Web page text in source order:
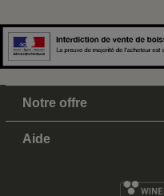
Notre offre
Aide